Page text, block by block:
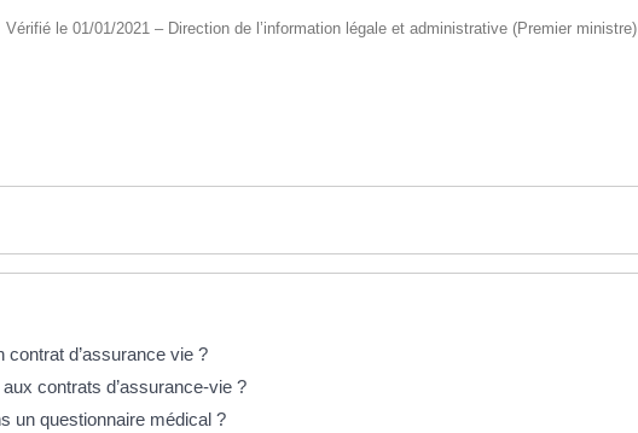
Vérifié le 01/01/2021 – Direction de l’information légale et administrative (Premier ministre)
contrat d’assurance vie ?
contrats d’assurance-vie ?
un questionnaire médical ?